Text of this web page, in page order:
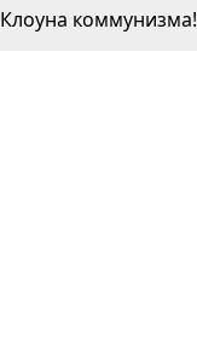
коммунизма!